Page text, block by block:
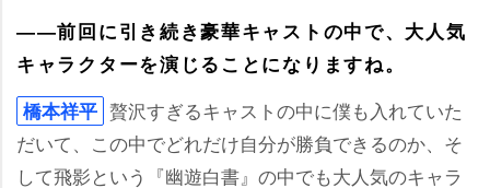
――前回に引き続き豪華キャストの中で、大人気
キャラクターを演じることになりますね。
橋本祥平 贅沢すぎるキャストの中に僕も入れていた
だいて、この中でどれだけ自分が勝負できるのか、そ
して飛影という『幽遊白書』の中でも大人気のキャラ